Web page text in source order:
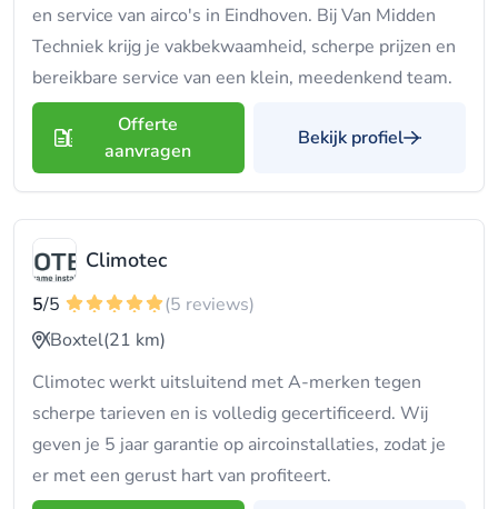
en service van airco's in Eindhoven. Bij Van Midden
Techniek krijg je vakbekwaamheid, scherpe prijzen en
bereikbare service van een klein, meedenkend team.
Offerte
aanvragen
Bekijk profiel
Climotec
5/5
(5 reviews)
Boxtel(21 km)
Climotec werkt uitsluitend met A-merken tegen
scherpe tarieven en is volledig gecertificeerd. Wij
geven je 5 jaar garantie op aircoinstallaties, zodat je
er met een gerust hart van profiteert.